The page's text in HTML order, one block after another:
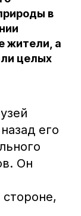
в
жители, а
целых
его
Он